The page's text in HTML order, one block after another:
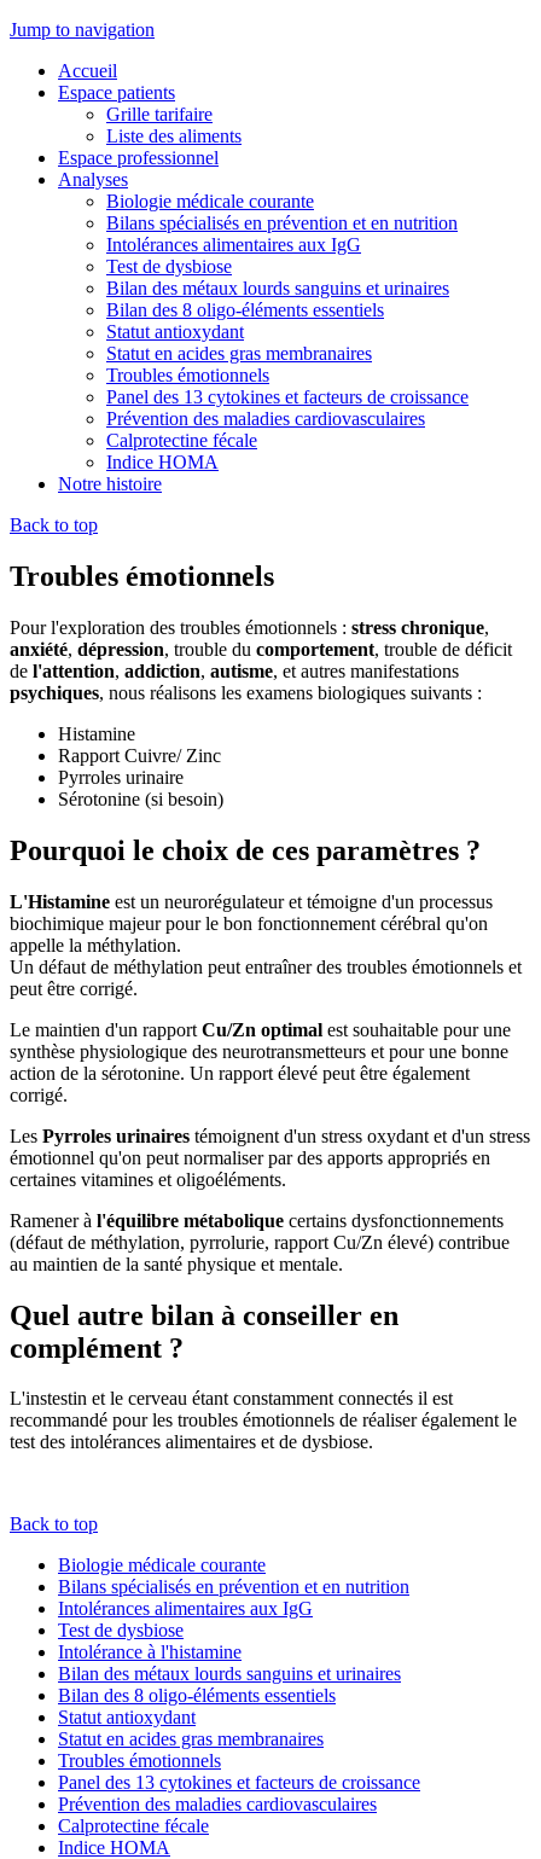
Jump to navigation
Accueil
Espace patients
Grille tarifaire
Liste des aliments
Espace professionnel
Analyses
Biologie médicale courante
Bilans spécialisés en prévention et en nutrition
Intolérances alimentaires aux IgG
Test de dysbiose
Bilan des métaux lourds sanguins et urinaires
Bilan des 8 oligo-éléments essentiels
Statut antioxydant
Statut en acides gras membranaires
Troubles émotionnels
Panel des 13 cytokines et facteurs de croissance
Prévention des maladies cardiovasculaires
Calprotectine fécale
Indice HOMA
Notre histoire
Back to top
Troubles émotionnels
Pour l'exploration des troubles émotionnels : stress chronique,
anxiété, dépression, trouble du comportement, trouble de déficit
de l'attention, addiction, autisme, et autres manifestations
psychiques, nous réalisons les examens biologiques suivants :
Histamine
Rapport Cuivre/ Zinc
Pyrroles urinaire
Sérotonine (si besoin)
Pourquoi le choix de ces paramètres ?
L'Histamine est un neurorégulateur et témoigne d'un processus
biochimique majeur pour le bon fonctionnement cérébral qu'on
appelle la méthylation.
Un défaut de méthylation peut entraîner des troubles émotionnels et
peut être corrigé.
Le maintien d'un rapport Cu/Zn optimal est souhaitable pour une
synthèse physiologique des neurotransmetteurs et pour une bonne
action de la sérotonine. Un rapport élevé peut être également
corrigé.
Les Pyrroles urinaires témoignent d'un stress oxydant et d'un stress
émotionnel qu'on peut normaliser par des apports appropriés en
certaines vitamines et oligoéléments.
Ramener à l'équilibre métabolique certains dysfonctionnements
(défaut de méthylation, pyrrolurie, rapport Cu/Zn élevé) contribue
au maintien de la santé physique et mentale.
Quel autre bilan à conseiller en
complément ?
L'instestin et le cerveau étant constamment connectés il est
recommandé pour les troubles émotionnels de réaliser également le
test des intolérances alimentaires et de dysbiose.
Back to top
Biologie médicale courante
Bilans spécialisés en prévention et en nutrition
Intolérances alimentaires aux IgG
Test de dysbiose
Intolérance à l'histamine
Bilan des métaux lourds sanguins et urinaires
Bilan des 8 oligo-éléments essentiels
Statut antioxydant
Statut en acides gras membranaires
Troubles émotionnels
Panel des 13 cytokines et facteurs de croissance
Prévention des maladies cardiovasculaires
Calprotectine fécale
Indice HOMA